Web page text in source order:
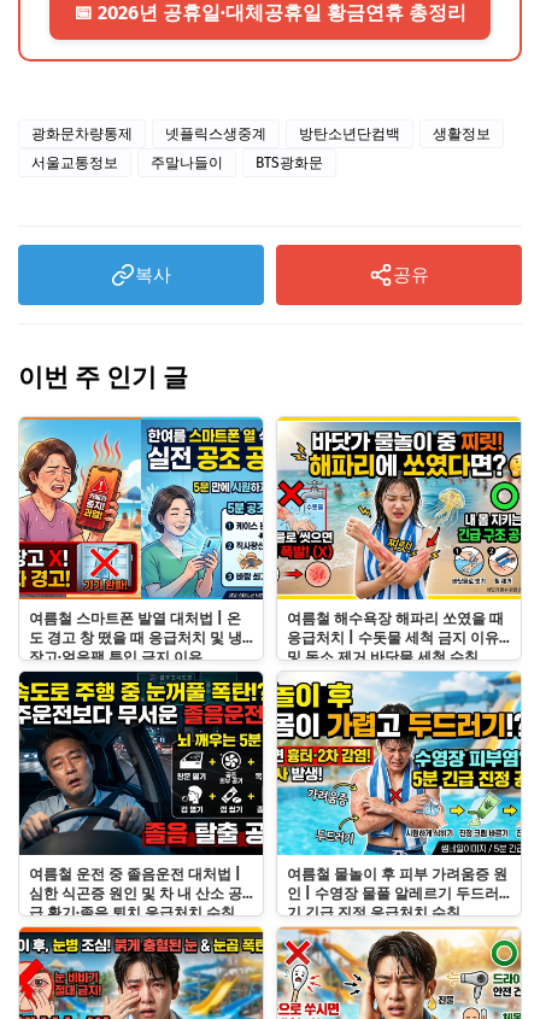
📅 2026년 공휴일·대체공휴일 황금연휴 총정리
광화문차량통제 넷플릭스생중계 방탄소년단컴백
생활정보
서울교통정보
주말나들이 BTS광화문
복사 공유
이번 주 인기 글
여름철 스마트폰 발열 대처법 | 온
도 경고 창 떴을 때 응급처치 및 냉
장고·얼음팩 투입 금지 이유
여름철 해수욕장 해파리 쏘였을 때
응급처치 | 수돗물 세척 금지 이유
및 독소 제거 바닷물 세척 수칙
여름철 운전 중 졸음운전 대처법 |
심한 식곤증 원인 및 차 내 산소 공
급 환기·졸음 퇴치 응급처치 수칙
여름철 물놀이 후 피부 가려움증 원
인 | 수영장 물풀 알레르기 두드러
기 긴급 진정 응급처치 수칙